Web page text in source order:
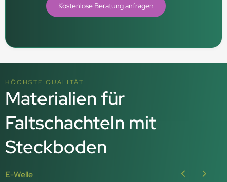
Kostenlose Beratung anfragen
HÖCHSTE QUALITÄT
Materialien für
Faltschachteln mit
Steckboden
E-Welle